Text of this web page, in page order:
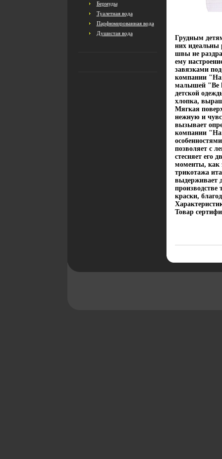
Бермуды
Туалетная вода
Парфюмированная вода
Душистая вода
Грудным
них идеальны
швы не
ему
завязками
компании
малышей "Be
детской
хлопка,
Мягкая
нежную и
вызывает
компании
позволяет с
стесняет его
моменты, как
трикотажа
выдерживает
производстве
краски,
Товар